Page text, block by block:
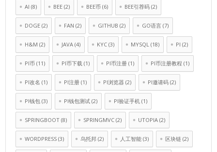
AI (8) BEE (2) BEE币 (6) BEE引荐码 (2)
DOGE (2) FAN (2) GITHUB (2) GO语言 (7)
H&M (2) JAVA (4) KYC (3) MYSQL (18) PI (2)
PI币 (11) PI币下载 (1) PI币注册 (1) PI币注册教程 (1)
PI改名 (1) PI注册 (1) PI浏览器 (2) PI邀请码 (2)
PI钱包 (3) PI钱包测试 (2) PI验证手机 (1)
SPRINGBOOT (8) SPRINGMVC (2) UTOPIA (2)
WORDPRESS (3) 乌托邦 (2) 人工智能 (3) 区块链 (2)